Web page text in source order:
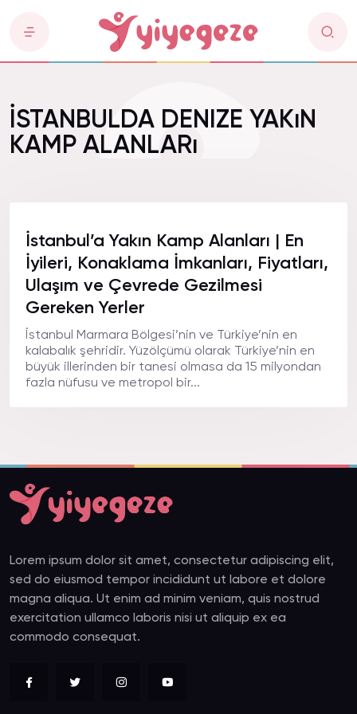
İSTANBULDA DENIZE YAKıN
KAMP ALANLARı
İstanbul’a Yakın Kamp Alanları | En
İyileri, Konaklama İmkanları, Fiyatları,
Ulaşım ve Çevrede Gezilmesi
Gereken Yerler
İstanbul Marmara Bölgesi’nin ve Türkiye’nin en
kalabalık şehridir. Yüzölçümü olarak Türkiye’nin en
büyük illerinden bir tanesi olmasa da 15 milyondan
fazla nüfusu ve metropol bir...
Lorem ipsum dolor sit amet, consectetur adipiscing elit,
sed do eiusmod tempor incididunt ut labore et dolore
magna aliqua. Ut enim ad minim veniam, quis nostrud
exercitation ullamco laboris nisi ut aliquip ex ea
commodo consequat.